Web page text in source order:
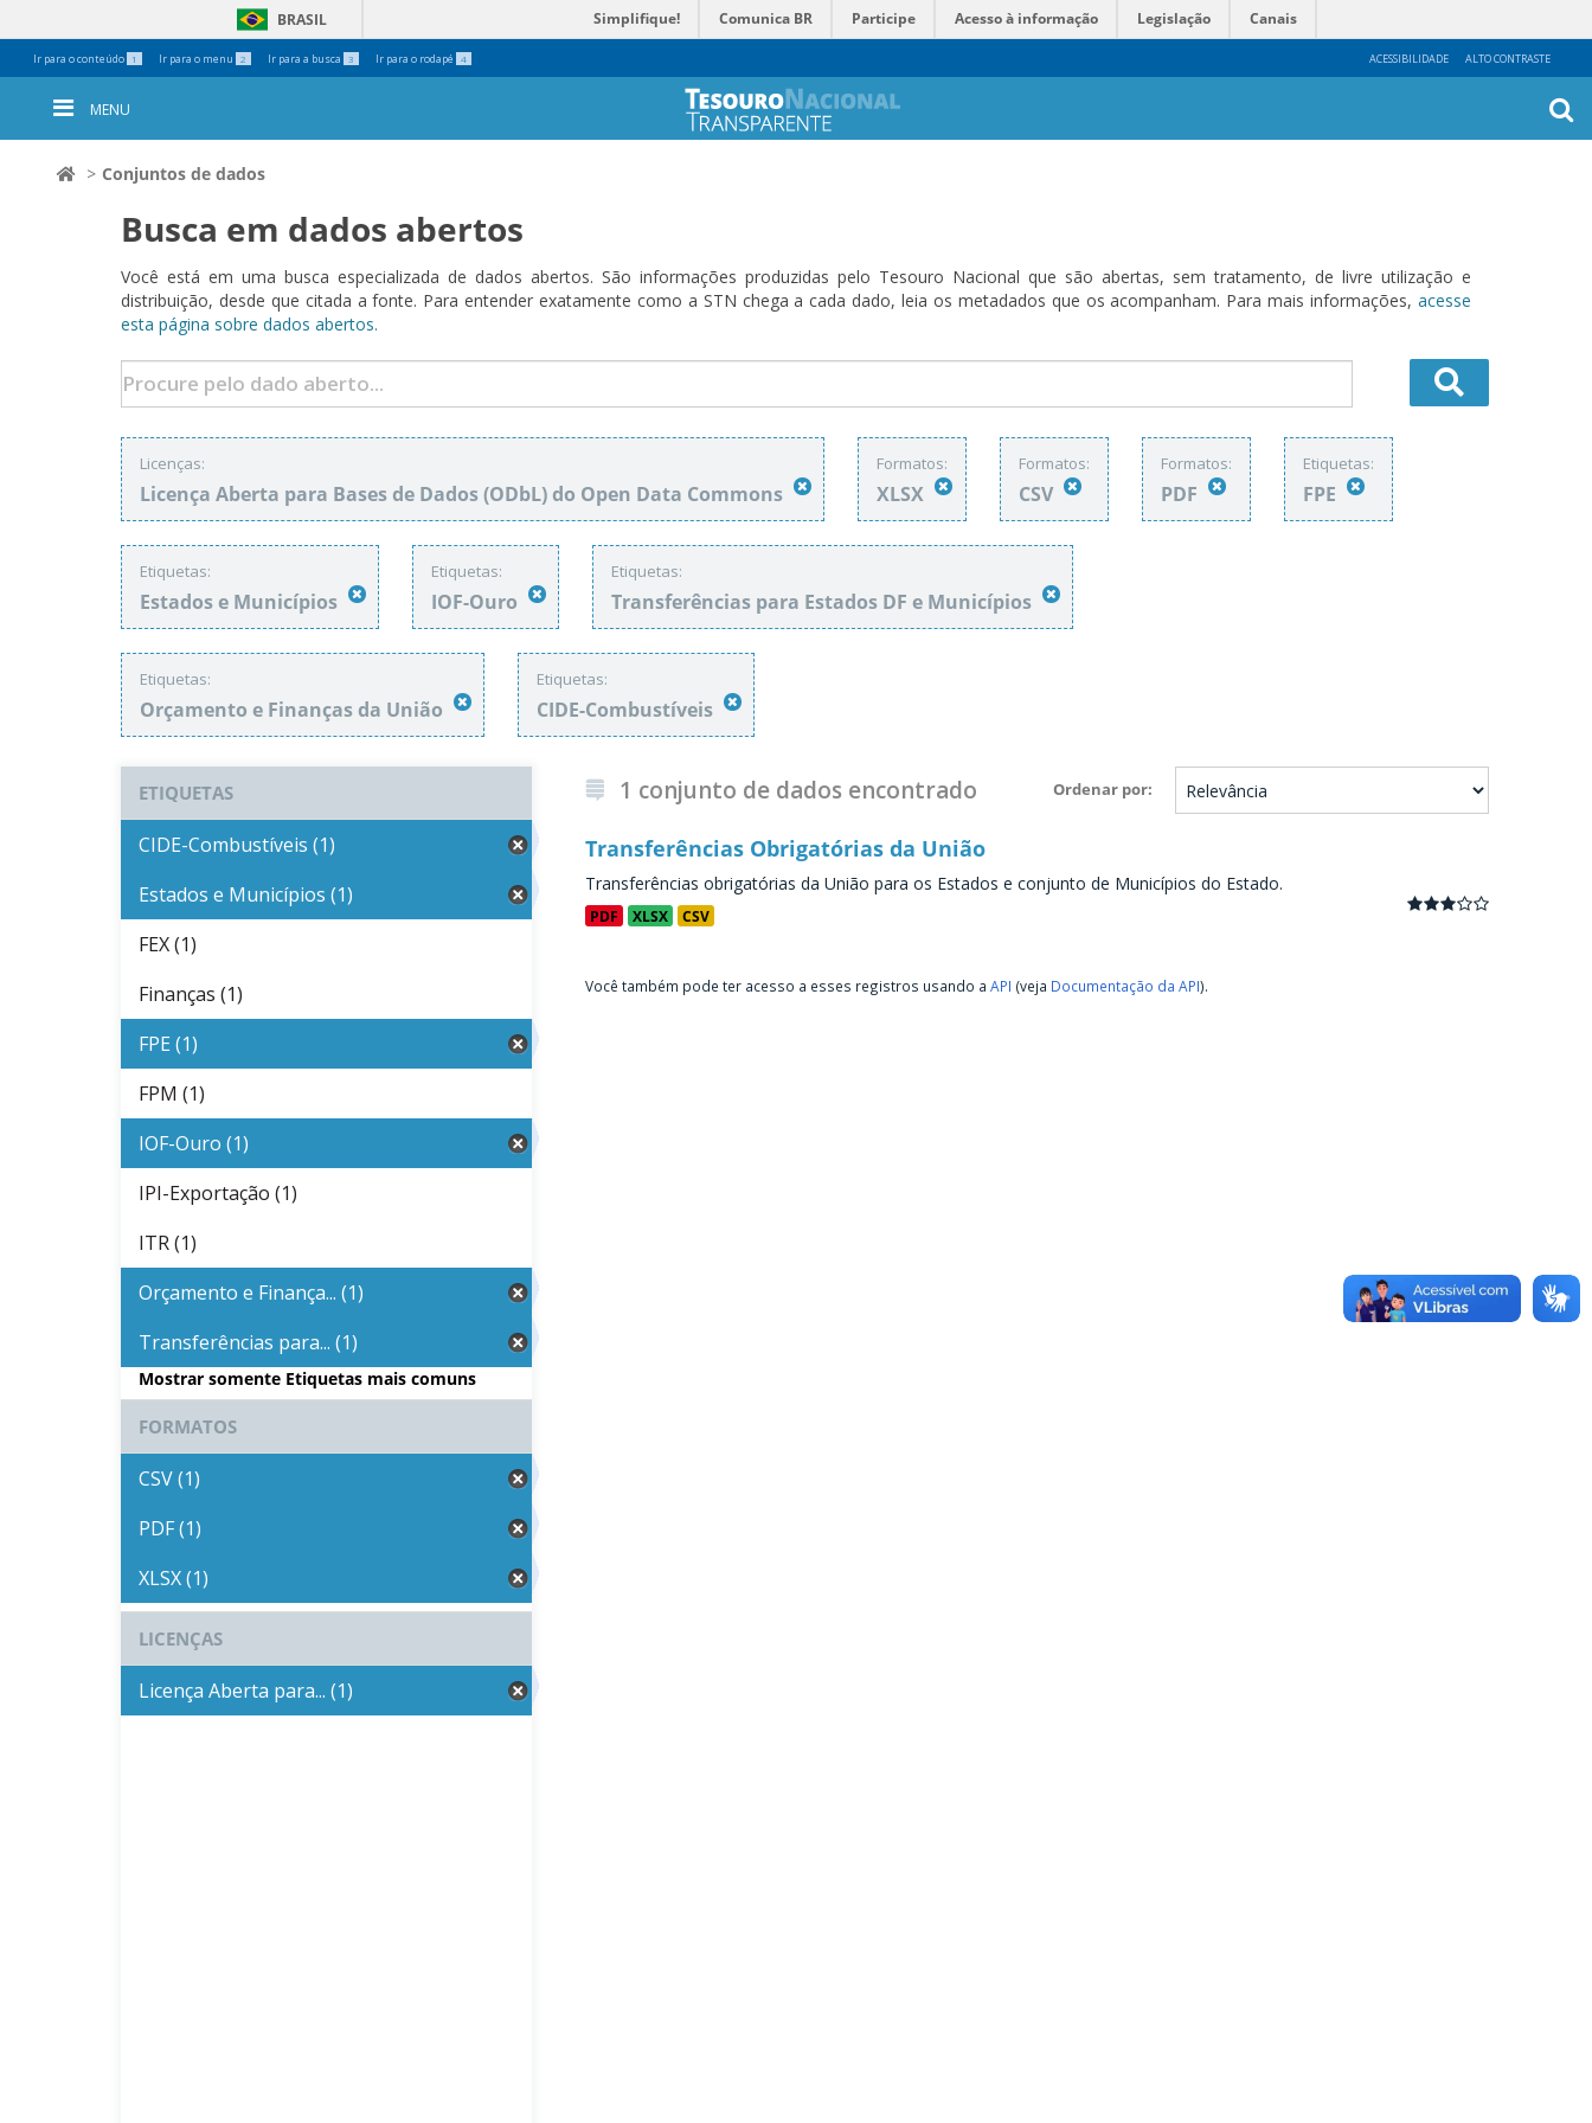
Ir para o conteúdo 1 Ir para o menu 2 Ir para a busca 3 Ir para o rodapé 4 ACESSIBILIDADE ALTO CONTRASTE
BRASIL Simplifique! Comunica BR Participe Acesso à informação Legislação Canais
Ferramentas
Pessoais
MENU
Conjuntos de dados
Busca em dados abertos
Você está em uma busca especializada de dados abertos. São informações produzidas pelo Tesouro Nacional que são abertas, sem tratamento, de livre utilização e
distribuição, desde que citada a fonte. Para entender exatamente como a STN chega a cada dado, leia os metadados que os acompanham. Para mais informações, acesse
esta página sobre dados abertos.
Licenças:
Licença Aberta para Bases de Dados (ODbL) do Open Data Commons
Formatos:
XLSX
Formatos:
CSV
Formatos:
PDF
Etiquetas:
FPE
Etiquetas:
Estados e Municípios
Etiquetas:
IOF-Ouro
Etiquetas:
Transferências para Estados DF e Municípios
Etiquetas:
Orçamento e Finanças da União
Etiquetas:
CIDE-Combustíveis
Ordenar por
1 conjunto de dados encontrado
Transferências Obrigatórias da União
Transferências obrigatórias da União para os Estados e conjunto de Municípios do Estado.
PDF XLSX CSV
Você também pode ter acesso a esses registros usando a API (veja Documentação da API).
ETIQUETAS
CIDE-Combustíveis (1)
Estados e Municípios (1)
FEX (1)
Finanças (1)
FPE (1)
FPM (1)
IOF-Ouro (1)
IPI-Exportação (1)
ITR (1)
Orçamento e Finança... (1)
Transferências para... (1)
Mostrar somente Etiquetas mais comuns
FORMATOS
CSV (1)
PDF (1)
XLSX (1)
LICENÇAS
Licença Aberta para... (1)